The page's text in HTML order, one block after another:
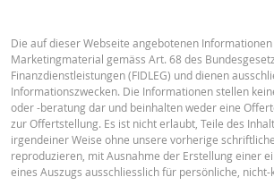
Die auf dieser Webseite angebotenen
Marketingmaterial gemäss Art. 68 des
Finanzdienstleistungen (FIDLEG) und dienen
Informationszwecken. Die Informationen stellen
oder -beratung dar und beinhalten weder eine
zur Offertstellung. Es ist nicht erlaubt, Teile des
irgendeiner Weise ohne unsere vorherige
reproduzieren, mit Ausnahme der Erstellung einer
eines Auszugs ausschliesslich für persönliche,